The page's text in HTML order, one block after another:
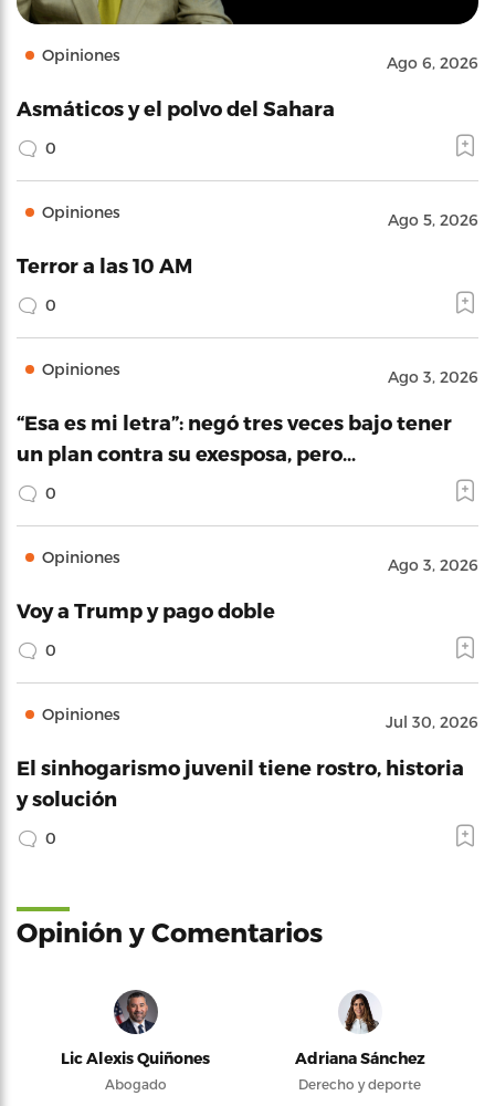
Opiniones Ago 6, 2026
Asmáticos y el polvo del Sahara
0
Opiniones Ago 5, 2026
Terror a las 10 AM
0
Opiniones Ago 3, 2026
“Esa es mi letra”: negó tres veces bajo tener
un plan contra su exesposa, pero…
0
Opiniones Ago 3, 2026
Voy a Trump y pago doble
0
Opiniones Jul 30, 2026
El sinhogarismo juvenil tiene rostro, historia
y solución
0
Opinión y Comentarios
Lic Alexis Quiñones
Abogado
Adriana Sánchez
Derecho y deporte